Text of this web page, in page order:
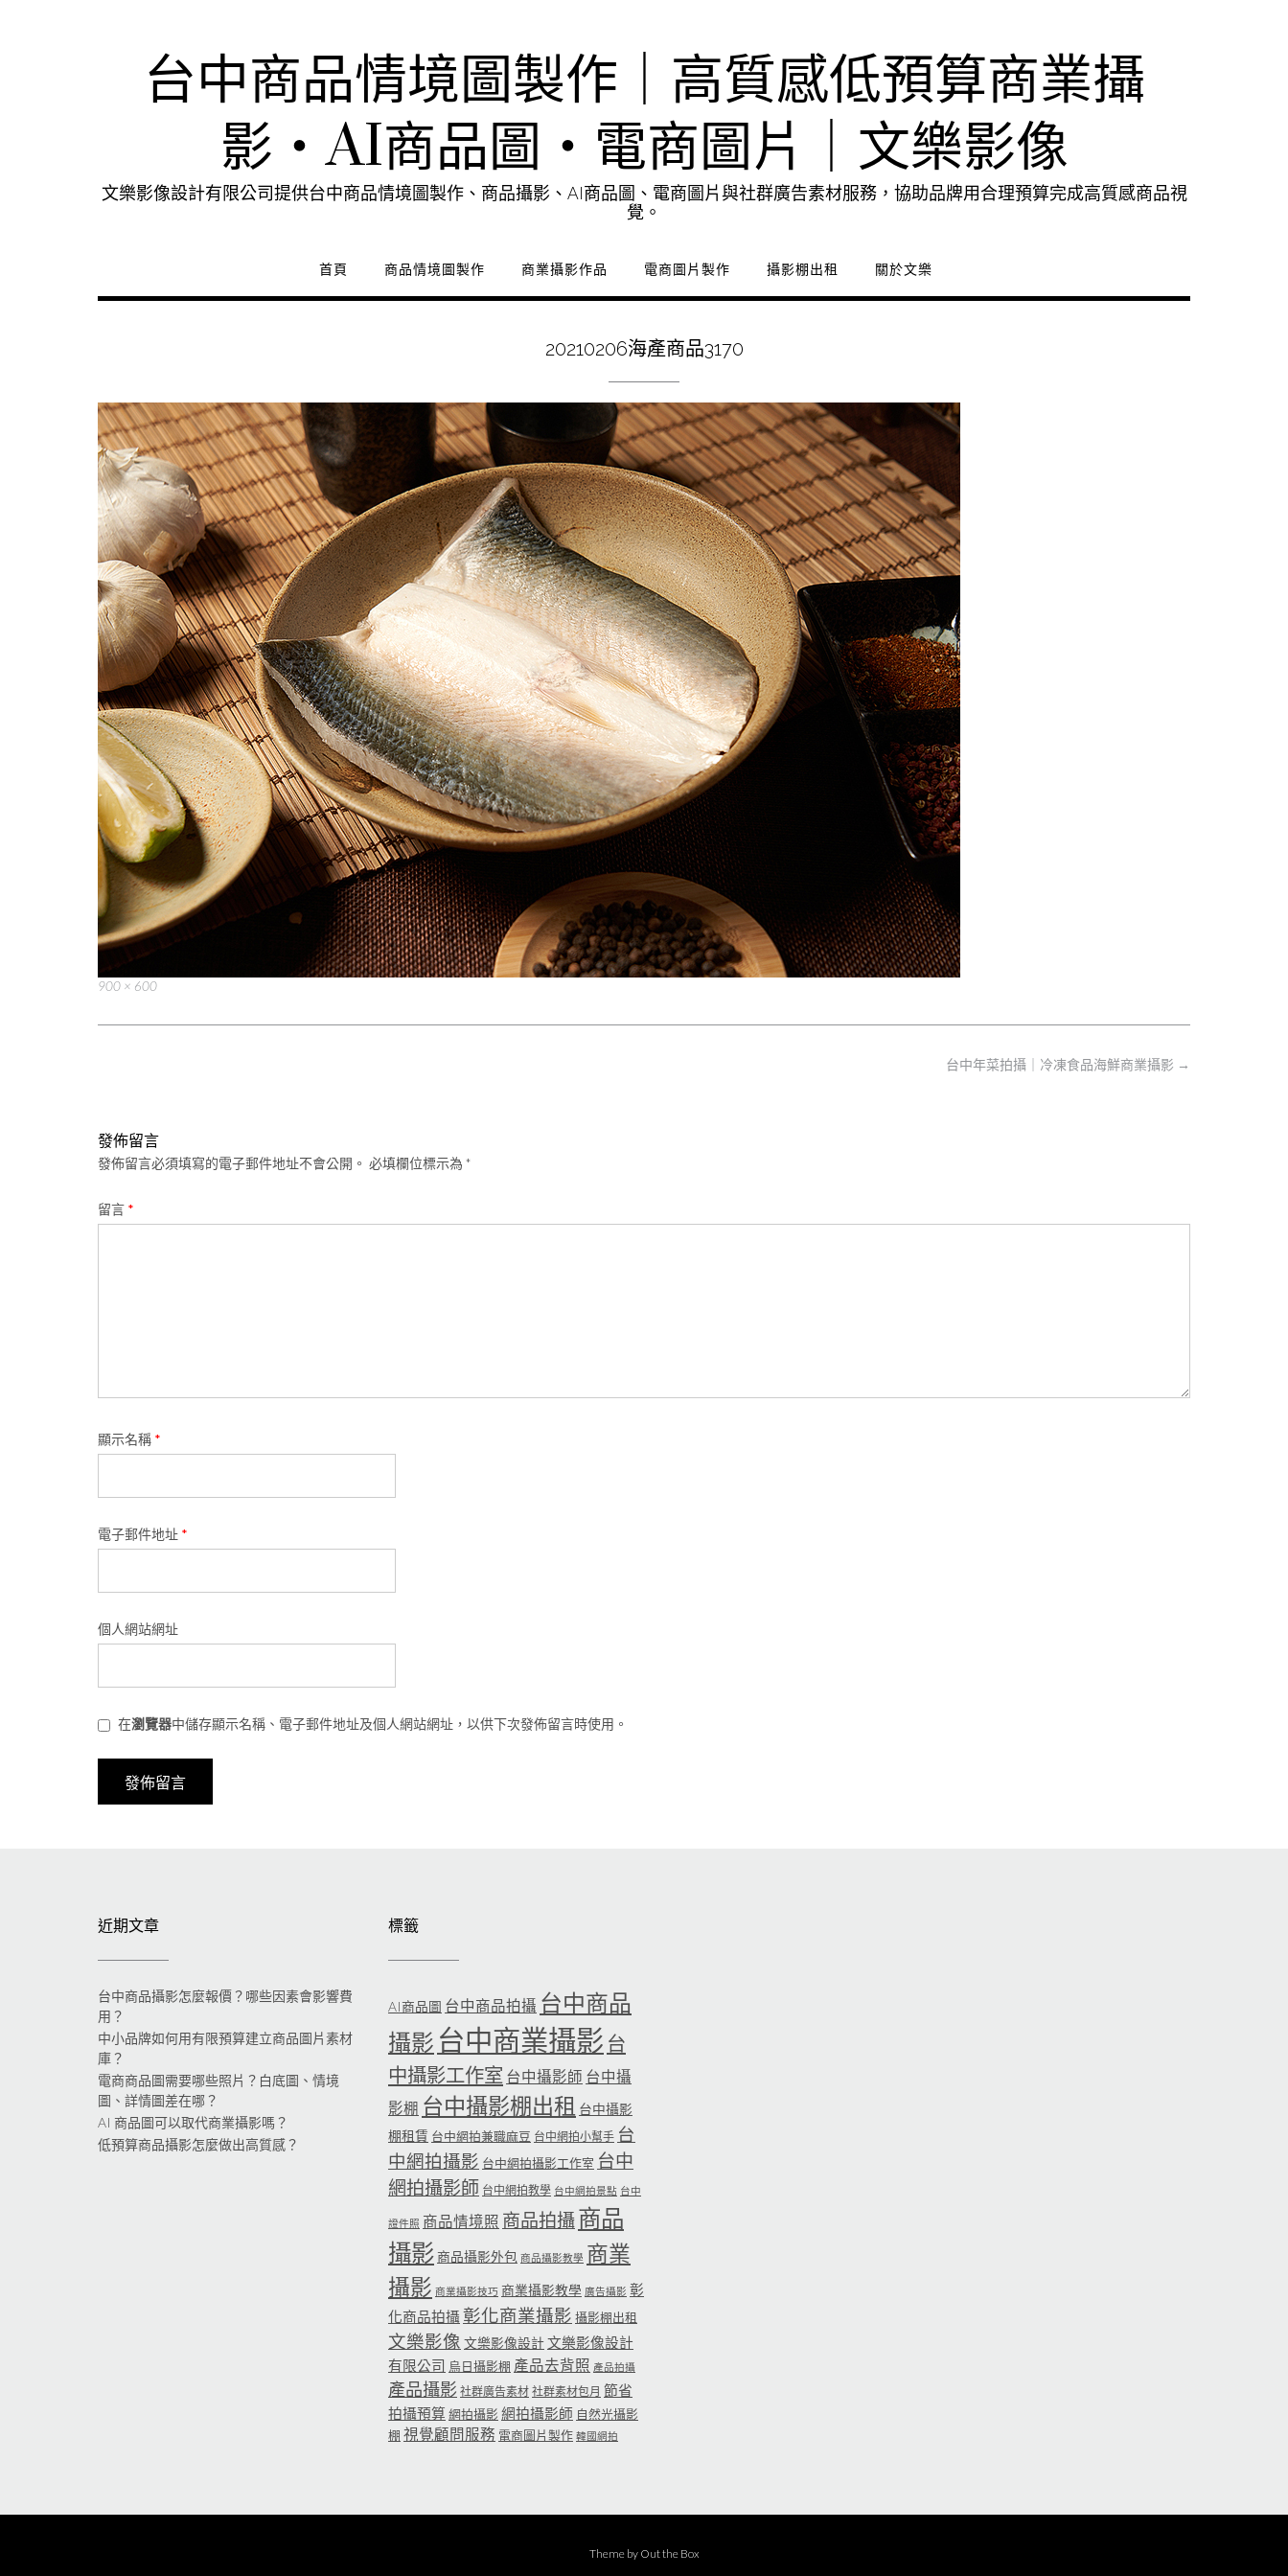
台中商品情境圖製作｜高質感低預算商業攝
影・AI商品圖・電商圖片｜文樂影像
文樂影像設計有限公司提供台中商品情境圖製作、商品攝影、AI商品圖、電商圖片與社群廣告素材服務，協助品牌用合理預算完成高質感商品視
覺。
首頁 商品情境圖製作 商業攝影作品 電商圖片製作 攝影棚出租 關於文樂
20210206海產商品3170
Full
900 × 600
台中年菜拍攝｜冷凍食品海鮮商業攝影 →
發佈留言
發佈留言必須填寫的電子郵件地址不會公開。 必填欄位標示為 *
留言 *
顯示名稱 *
電子郵件地址 *
個人網站網址
在瀏覽器中儲存顯示名稱、電子郵件地址及個人網站網址，以供下次發佈留言時使用。
近期文章
台中商品攝影怎麼報價？哪些因素會影響費
用？
中小品牌如何用有限預算建立商品圖片素材
庫？
電商商品圖需要哪些照片？白底圖、情境
圖、詳情圖差在哪？
AI 商品圖可以取代商業攝影嗎？
低預算商品攝影怎麼做出高質感？
標籤
AI商品圖 台中商品拍攝 台中商品
攝影 台中商業攝影 台
中攝影工作室 台中攝影師 台中攝
影棚 台中攝影棚出租 台中攝影
棚租賃 台中網拍兼職麻豆 台中網拍小幫手 台
中網拍攝影 台中網拍攝影工作室 台中
網拍攝影師 台中網拍教學 台中網拍景點 台中
證件照 商品情境照 商品拍攝商品
攝影商品攝影外包 商品攝影教學 商業
攝影 商業攝影技巧 商業攝影教學 廣告攝影 彰
化商品拍攝 彰化商業攝影 攝影棚出租
文樂影像 文樂影像設計文樂影像設計
有限公司 烏日攝影棚 產品去背照 產品拍攝
產品攝影 社群廣告素材 社群素材包月 節省
拍攝預算 網拍攝影 網拍攝影師 自然光攝影
棚 視覺顧問服務 電商圖片製作 韓國網拍
Theme by Out the Box